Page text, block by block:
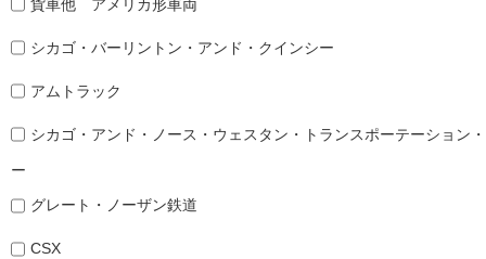
貨車他 アメリカ形車両
シカゴ・バーリントン・アンド・クインシー
アムトラック
シカゴ・アンド・ノース・ウェスタン・トランスポーテーション
ー
グレート・ノーザン鉄道
CSX